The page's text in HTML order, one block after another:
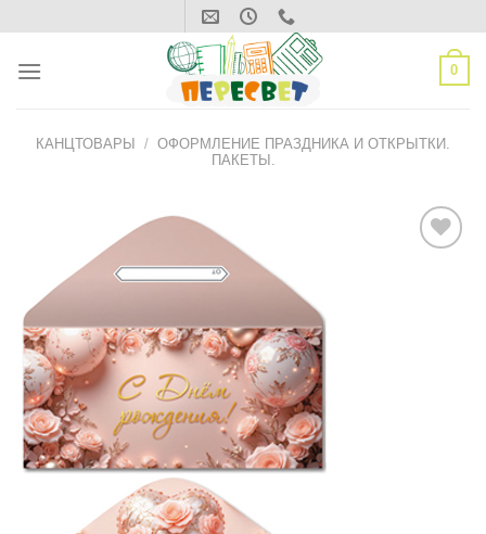
content
0
КАНЦТОВАРЫ / ОФОРМЛЕНИЕ ПРАЗДНИКА И ОТКРЫТКИ.
ПАКЕТЫ.